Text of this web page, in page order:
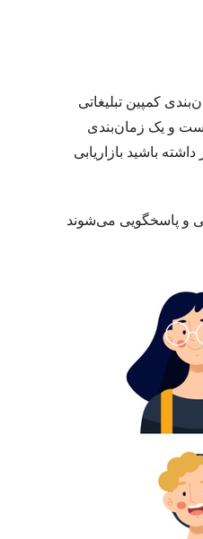
کمپین تبلیغاتی
و یک زمان‌بندی
باشید بازاریابی